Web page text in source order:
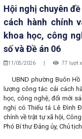
Hội nghị chuyên
cách hành chính
khoa học, công
số và Đề án 06
11/05/2026 | 77 lượt
UBND phường Buôn Hồ
lượng công tác cải cách
học, công nghệ, đổi mới
nghị có Thiếu tá Lê Đình
chính về trật tự xã hội,
Phó Bí thư Đảng ủy, Chủ